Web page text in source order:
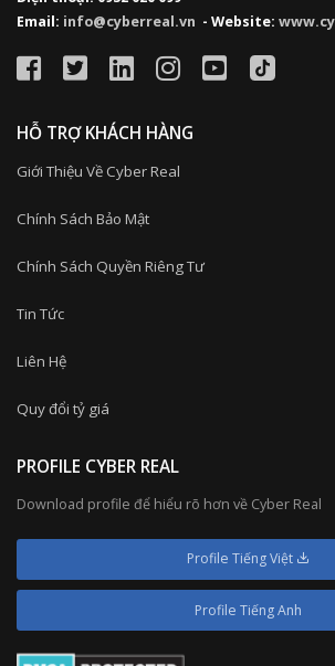
Email: info@cyberreal.vn - Website:
HỖ TRỢ KHÁCH HÀNG
Giới Thiệu Về Cyber Real
Chính Sách Bảo Mật
Chính Sách Quyền Riêng Tư
Tin Tức
Liên Hệ
Quy đổi tỷ giá
PROFILE CYBER REAL
Download profile để hiểu rõ hơn về Cyber Real
Profile Tiếng Việt
Profile Tiếng Anh